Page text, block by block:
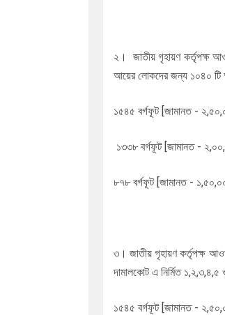
২। জাতীয় গৃহায়ণ কর্তৃপক্ষ
আয়ের লোকদের জন্য ১০৪০ টি
১৫৪৫ বর্গফূট [জামানত -
১৩৩৮ বর্গফূট [জামানত -
৮৭৮ বর্গফূট [জামানত -
৩। জাতীয় গৃহায়ণ কর্তৃপক্ষ
দামালকোট এ নির্মিত
১৫৪৫ বর্গফূট [জামানত -